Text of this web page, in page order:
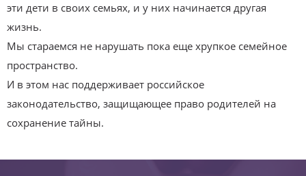
эти дети в своих семьях, и у них начинается другая
жизнь.
Мы стараемся не нарушать пока еще хрупкое семейное
пространство.
И в этом нас поддерживает российское
законодательство, защищающее право родителей на
сохранение тайны.